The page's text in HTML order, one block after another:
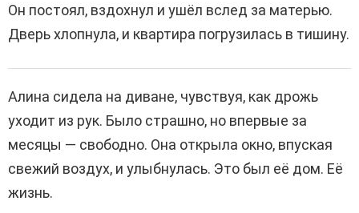
Он постоял, вздохнул и ушёл вслед за матерью.
Дверь хлопнула, и квартира погрузилась в тишину.
Алина сидела на диване, чувствуя, как дрожь
уходит из рук. Было страшно, но впервые за
месяцы — свободно. Она открыла окно, впуская
свежий воздух, и улыбнулась. Это был её дом. Её
жизнь.